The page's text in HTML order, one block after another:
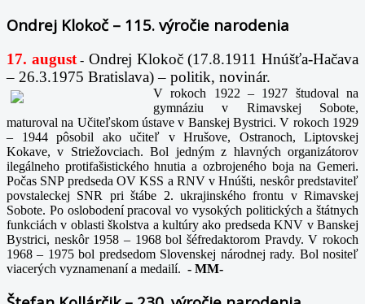
Ondrej Klokoč – 115. výročie narodenia
17. august- Ondrej Klokoč (17.8.1911 Hnúšťa-Hačava
– 26.3.1975 Bratislava) – politik, novinár.
V rokoch 1922 – 1927 študoval na
gymnáziu v Rimavskej Sobote,
maturoval na Učiteľskom ústave v Banskej Bystrici. V rokoch 1929
– 1944 pôsobil ako učiteľ v Hrušove, Ostranoch, Liptovskej
Kokave, v Striežovciach. Bol jedným z hlavných organizátorov
ilegálneho protifašistického hnutia a ozbrojeného boja na Gemeri.
Počas SNP predseda OV KSS a RNV v Hnúšti, neskôr predstaviteľ
povstaleckej SNR pri štábe 2. ukrajinského frontu v Rimavskej
Sobote. Po oslobodení pracoval vo vysokých politických a štátnych
funkciách v oblasti školstva a kultúry ako predseda KNV v Banskej
Bystrici, neskôr 1958 – 1968 bol šéfredaktorom Pravdy. V rokoch
1968 – 1975 bol predsedom Slovenskej národnej rady. Bol nositeľ
viacerých vyznamenaní a medailí. - MM-